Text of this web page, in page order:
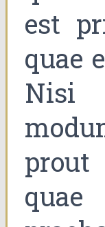
est
quae
Nisi